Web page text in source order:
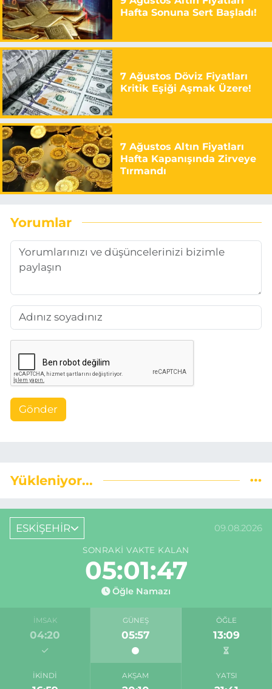
Hafta Sonuna Sert Başladı!
7 Ağustos Döviz Fiyatları
Kritik Eşiği Aşmak Üzere!
7 Ağustos Altın Fiyatları
Hafta Kapanışında Zirveye
Tırmandı
Yorumlar
Gönder
Yükleniyor...
ESKİŞEHİR 09.08.2026
SONRAKI VAKTE KALAN
05:01:46
Öğle Namazı
İMSAK
04:20
GÜNEŞ
05:57
ÖĞLE
13:09
İKINDI AKŞAM YATSI